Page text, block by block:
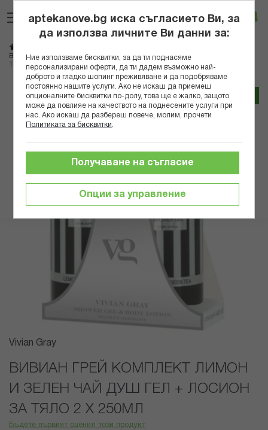
към
съдържанието
Вход
ВИВИАН ГРЕЙ КОМПЛЕКТ ЛИМОН И ЗЕЛЕН ЧАЙ ДУШ ГЕЛ + ЛОСИОН ЗА
ТЯЛО 2 Х 250МЛ
Трайно ниска цена онлайн
Преминете
края
галерията
изображенията
Преминете
началото
галерия
със
снимки
Vivian Gray
ВИВИАН ГРЕЙ КОМПЛЕКТ ЛИМОН
И ЗЕЛЕН ЧАЙ ДУШ ГЕЛ + ЛОСИОН
ЗА ТЯЛО 2 Х 250МЛ
Бъдете първият оценил този продукт
aptekanove.bg иска съгласието Ви, за
да използва личните Ви данни за:
Ние използваме бисквитки, за да ти поднасяме
персонализирани оферти, да ти дадем възможно най-
доброто и гладко шопинг преживяване и да подобряваме
постоянно нашите услуги. Ако не искаш да приемеш
опционалните бисквитки по-долу, това ще е жалко, защото
може да повлияе на качеството на поднесените услуги при
нас. Ако искаш да разбереш повече, молим, прочети
Политиката за бисквитки
Опции за управление
Получаване на съгласие